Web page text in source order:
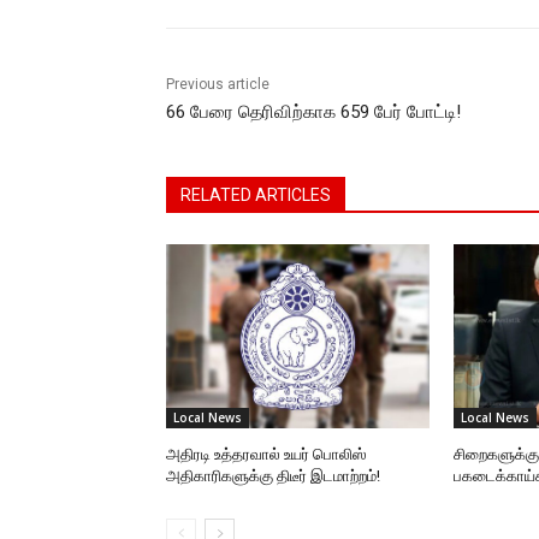
Previous article
66 பேரை தெரிவிற்காக 659 பேர் போட்டி!
RELATED ARTICLES
Local News
அதிரடி உத்தரவால் உயர் பொலிஸ்
அதிகாரிகளுக்கு திடீர் இடமாற்றம்!
Local News